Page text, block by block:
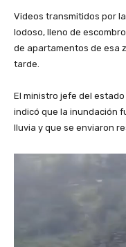
‎Videos transmitidos por
lodoso, lleno de
de apartamentos de esa
tarde.
‎El ministro jefe del
indicó que la inundación
lluvia y que se enviaron